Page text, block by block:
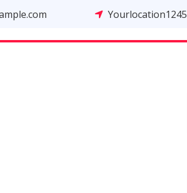
Yourlocation1245